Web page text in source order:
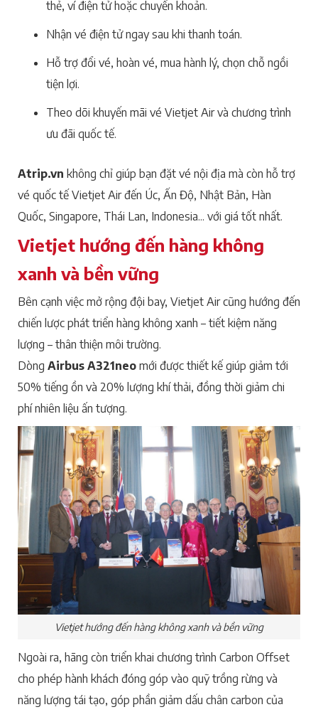
thẻ, ví điện tử hoặc chuyển khoản.
Nhận vé điện tử ngay sau khi thanh toán.
Hỗ trợ đổi vé, hoàn vé, mua hành lý, chọn chỗ ngồi
tiện lợi.
Theo dõi khuyến mãi vé Vietjet Air và chương trình
ưu đãi quốc tế.
Atrip.vn không chỉ giúp bạn đặt vé nội địa mà còn hỗ trợ
vé quốc tế Vietjet Air đến Úc, Ấn Độ, Nhật Bản, Hàn
Quốc, Singapore, Thái Lan, Indonesia... với giá tốt nhất.
Vietjet hướng đến hàng không
xanh và bền vững
Bên cạnh việc mở rộng đội bay, Vietjet Air cũng hướng đến
chiến lược phát triển hàng không xanh – tiết kiệm năng
lượng – thân thiện môi trường.
Dòng Airbus A321neo mới được thiết kế giúp giảm tới
50% tiếng ồn và 20% lượng khí thải, đồng thời giảm chi
phí nhiên liệu ấn tượng.
Vietjet hướng đến hàng không xanh và bền vững
Ngoài ra, hãng còn triển khai chương trình Carbon Offset
cho phép hành khách đóng góp vào quỹ trồng rừng và
năng lượng tái tạo, góp phần giảm dấu chân carbon của